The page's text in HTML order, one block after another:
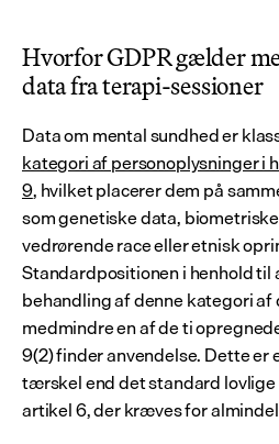
Hvorfor GDPR gælder
data fra terapi-sessioner
Data om mental sundhed er
kategori af personoplysninger i
9, hvilket placerer dem på
som genetiske data,
vedrørende race eller etnisk
Standardpositionen i henhold til
behandling af denne kategori
medmindre en af de ti
9(2) finder anvendelse. Dette
tærskel end det standard
artikel 6, der kræves for